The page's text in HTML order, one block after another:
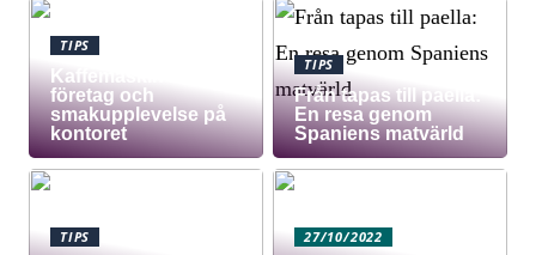
TIPS
Kaffemaskin för
företag och
smakupplevelse på
kontoret
TIPS
Från tapas till paella:
En resa genom
Spaniens matvärld
TIPS 27/10/2022